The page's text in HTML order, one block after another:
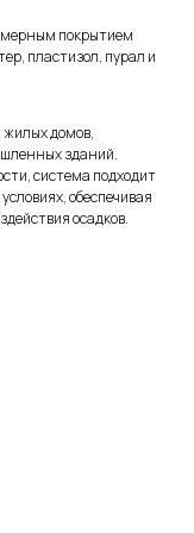
покрытием
пластизол, пурал и
жилых домов,
зданий.
система подходит
обеспечивая
осадков.